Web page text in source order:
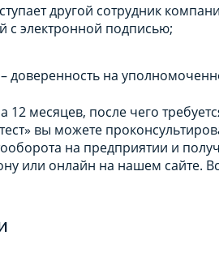
другой сотрудник
с электронной подписью;
доверенность на
месяцев, после чего
вы можете
на предприятии и
или онлайн на нашем сайте.